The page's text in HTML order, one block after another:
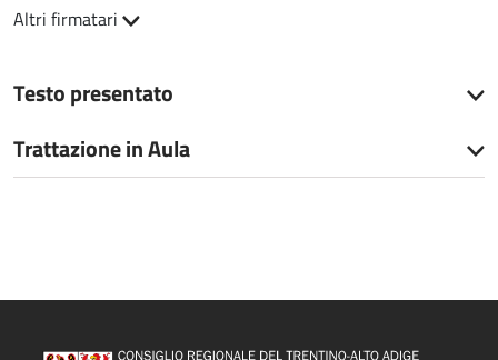
Altri firmatari
Testo presentato
Trattazione in Aula